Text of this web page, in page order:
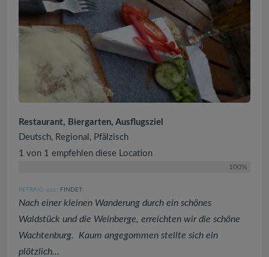
Restaurant, Biergarten, Ausflugsziel
Deutsch, Regional, Pfälzisch
1 von 1 empfehlen diese Location
100%
PETRAIO (632 ) FINDET:
Nach einer kleinen Wanderung durch ein schönes
Waldstück und die Weinberge, erreichten wir die schöne
Wachtenburg. Kaum angegommen stellte sich ein
plötzlich...